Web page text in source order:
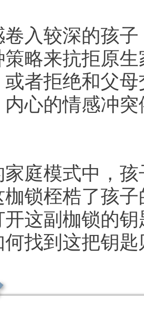
入较深的孩
略来抗拒原
者拒绝和父
心的情感冲
庭模式中，
锁桎梏了孩
这副枷锁的
何找到这把钥